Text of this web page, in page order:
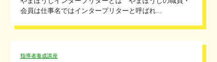
会員は仕事名ではインタープリターと呼ばれ...
指導者養成講座